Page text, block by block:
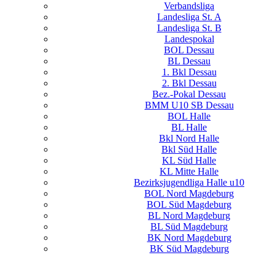
Verbandsliga
Landesliga St. A
Landesliga St. B
Landespokal
BOL Dessau
BL Dessau
1. Bkl Dessau
2. Bkl Dessau
Bez.-Pokal Dessau
BMM U10 SB Dessau
BOL Halle
BL Halle
Bkl Nord Halle
Bkl Süd Halle
KL Süd Halle
KL Mitte Halle
Bezirksjugendliga Halle u10
BOL Nord Magdeburg
BOL Süd Magdeburg
BL Nord Magdeburg
BL Süd Magdeburg
BK Nord Magdeburg
BK Süd Magdeburg